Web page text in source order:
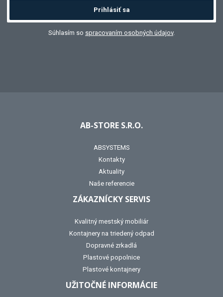
Prihlásiť sa
Súhlasím so spracovaním osobných údajov.
AB-STORE S.R.O.
ABSYSTEMS
Kontakty
Aktuality
Naše referencie
ZÁKAZNÍCKY SERVIS
Kvalitný mestský mobiliár
Kontajnery na triedený odpad
Dopravné zrkadlá
Plastové popolnice
Plastové kontajnery
UŽITOČNÉ INFORMÁCIE